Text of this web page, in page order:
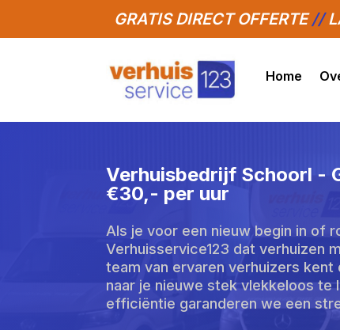
GRATIS DIRECT OFFERTE//
Home
Verhuisbedrijf Schoorl -
€30,- per uur
Als je voor een nieuw begin in of
Verhuisservice123 dat verhuizen
team van ervaren verhuizers
naar je nieuwe stek vlekkeloos te
efficiëntie garanderen we een